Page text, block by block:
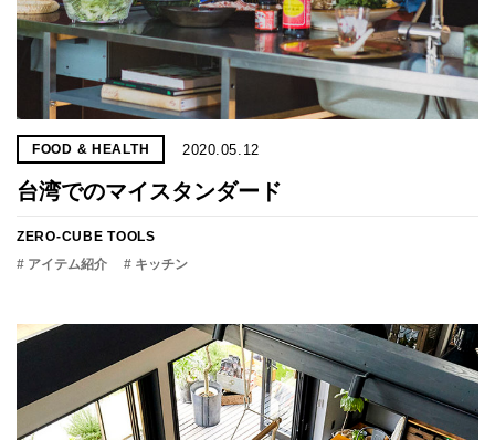
FOOD & HEALTH 2020.05.12
台湾でのマイスタンダード
ZERO-CUBE TOOLS
# アイテム紹介
# キッチン